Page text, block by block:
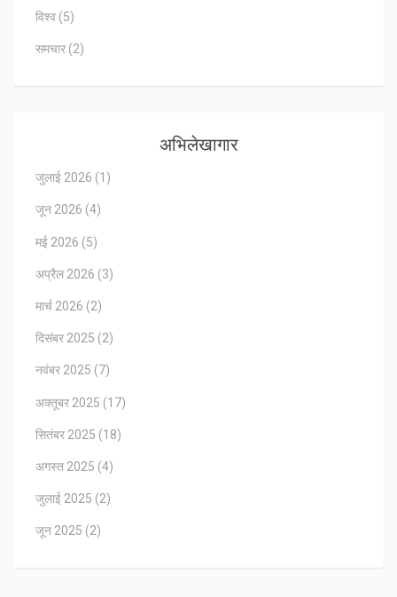
विश्व (5)
समचार (2)
अभिलेखागार
जुलाई 2026 (1)
जून 2026 (4)
मई 2026 (5)
अप्रैल 2026 (3)
मार्च 2026 (2)
दिसंबर 2025 (2)
नवंबर 2025 (7)
अक्तूबर 2025 (17)
सितंबर 2025 (18)
अगस्त 2025 (4)
जुलाई 2025 (2)
जून 2025 (2)